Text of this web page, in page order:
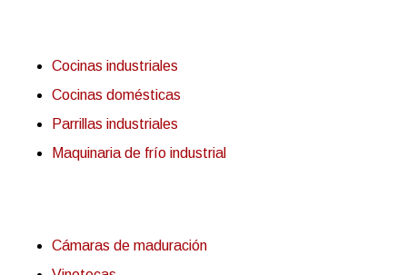
Cocinas industriales
Cocinas domésticas
Parrillas industriales
Maquinaria de frío industrial
Cámaras de maduración